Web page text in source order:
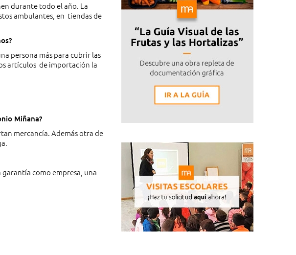
durante todo el año. La
ambulantes, en tiendas de
persona más para cubrir las
artículos de importación la
Miñana?
mercancía. Además otra de
como empresa, una